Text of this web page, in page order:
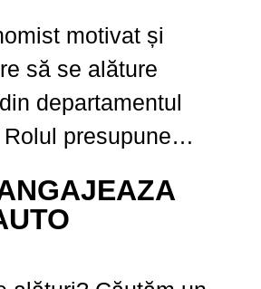
motivat și
să se alăture
departamentul
presupune
respectarea
și fiscale,